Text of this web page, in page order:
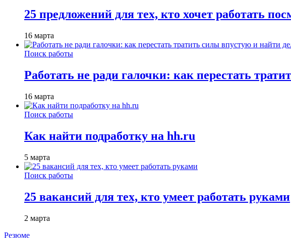
25 предложений для тех, кто хочет работать
16 марта
Поиск работы
Работать не ради галочки: как перестать
16 марта
Поиск работы
Как найти подработку на hh.ru
5 марта
Поиск работы
25 вакансий для тех, кто умеет работать руками
2 марта
Резюме